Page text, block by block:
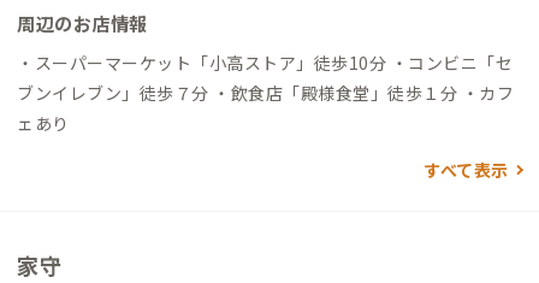
周辺のお店情報
・スーパーマーケット「小高ストア」徒歩10分 ・コンビニ「セ
ブンイレブン」徒歩７分 ・飲食店「殿様食堂」徒歩１分 ・カフ
ェあり
すべて表示
家守